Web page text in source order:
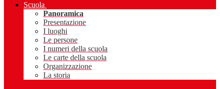
Scuola
Panoramica
Presentazione
I luoghi
Le persone
I numeri della scuola
Le carte della scuola
Organizzazione
La storia